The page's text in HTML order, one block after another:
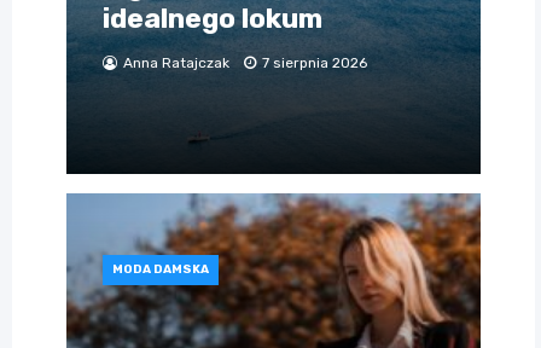
idealnego lokum
Anna Ratajczak 7 sierpnia 2026
MODA DAMSKA